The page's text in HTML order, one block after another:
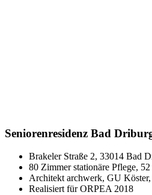
Seniorenresidenz Bad
Brakeler Straße 2, 33014 Bad
80 Zimmer stationäre Pflege,
Architekt archwerk, GU
Realisiert für ORPEA 2018